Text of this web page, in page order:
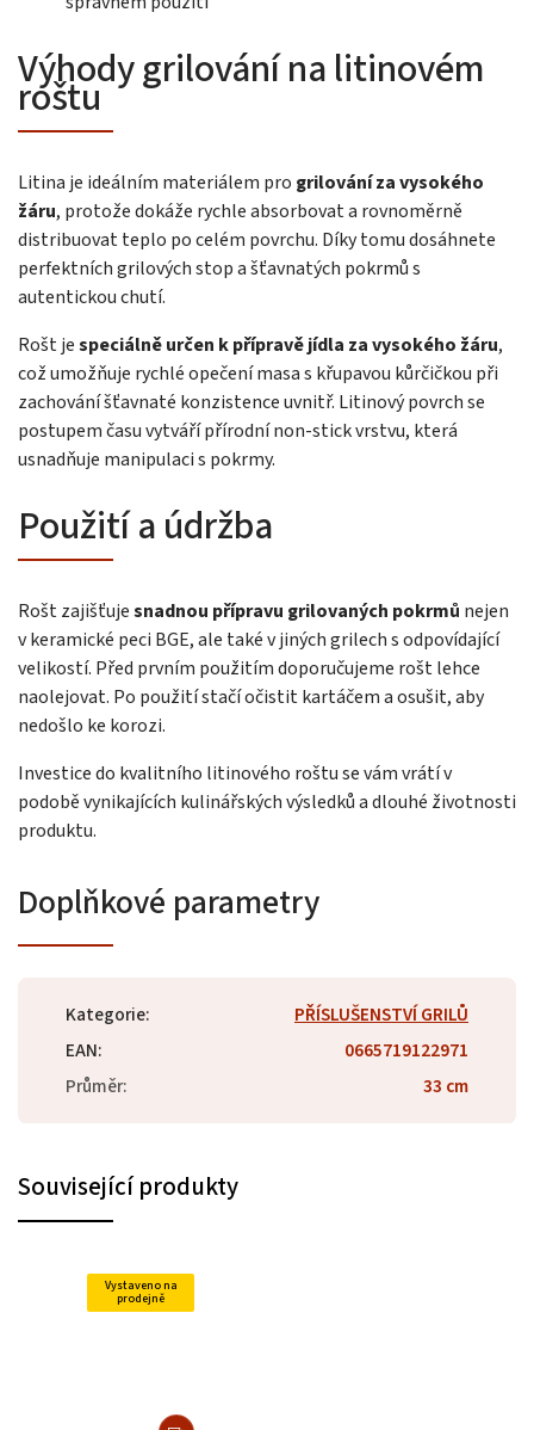
Výhody grilování na litinovém
roštu
Litina je ideálním materiálem pro grilování za vysokého
žáru, protože dokáže rychle absorbovat a rovnoměrně
distribuovat teplo po celém povrchu. Díky tomu dosáhnete
perfektních grilových stop a šťavnatých pokrmů s
autentickou chutí.
Rošt jespeciálně určen k přípravě jídla za vysokého žáru,
což umožňuje rychlé opečení masa s křupavou kůrčičkou při
zachování šťavnaté konzistence uvnitř. Litinový povrch se
postupem času vytváří přírodní non-stick vrstvu, která
usnadňuje manipulaci s pokrmy.
Použití a údržba
Rošt zajišťujesnadnou přípravu grilovaných pokrmů nejen
v keramické peci BGE, ale také v jiných grilech s odpovídající
velikostí. Před prvním použitím doporučujeme rošt lehce
naolejovat. Po použití stačí očistit kartáčem a osušit, aby
nedošlo ke korozi.
Investice do kvalitního litinového roštu se vám vrátí v
podobě vynikajících kulinářských výsledků a dlouhé životnosti
produktu.
Doplňkové parametry
Kategorie:
PŘÍSLUŠENSTVÍ GRILŮ
EAN:
0665719122971
Průměr: 33 cm
Související produkty
Vystaveno na
prodejně